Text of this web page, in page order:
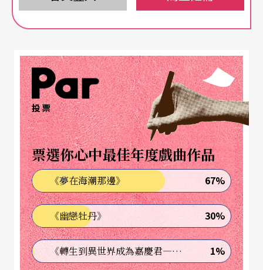
姆，也曾以艾蜜莉為想像力的跳板，創作舞蹈劇場
作品《給世界的一封信》Letters to the world。
哥倫比亞當代最重要的女導演派翠西亞．艾瑞莎（P
atricia Ariza）也是其中之一，在她的作品《艾蜜
莉．狄更生》中，三位女演員以歌唱、沉默、舞
蹈、詩句、聲音等動作來呈現女詩人的生活和內在
世界。描述其對自然、死亡、永恆、時光的深刻凝
視和對寫作、愛情、婚姻的想法。在這個既灼熱又
清冷的作品中，我們也窺見哥倫比亞女導演，如何
從其獨特的南美洲文化視角，和這位偉大的十九世
紀美國女詩人對話。透過她獨一無二的導演手法，
創作出一個既有強烈在地性、又能和世界接軌的女
投票
票選你心中最佳年度戲曲作品
《夢在海潮那邊》 67%
《幽戀牡丹》 30%
《轉生到異世界成為嘉慶君—發現我的祖先是詐騙集團!?》 1%